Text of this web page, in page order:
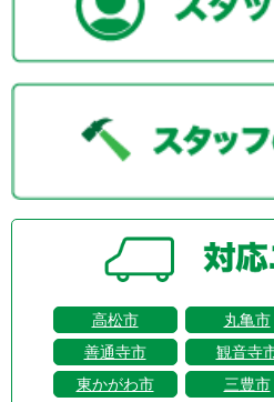
高松市 丸亀市
善通寺市
観音寺
東かがわ市
三豊市